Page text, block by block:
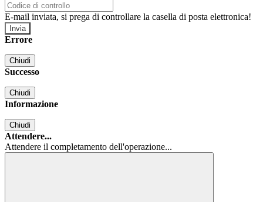
E-mail inviata, si prega di controllare la casella di posta elettronica!
Errore
Chiudi
Successo
Chiudi
Informazione
Chiudi
Attendere...
Attendere il completamento dell'operazione...